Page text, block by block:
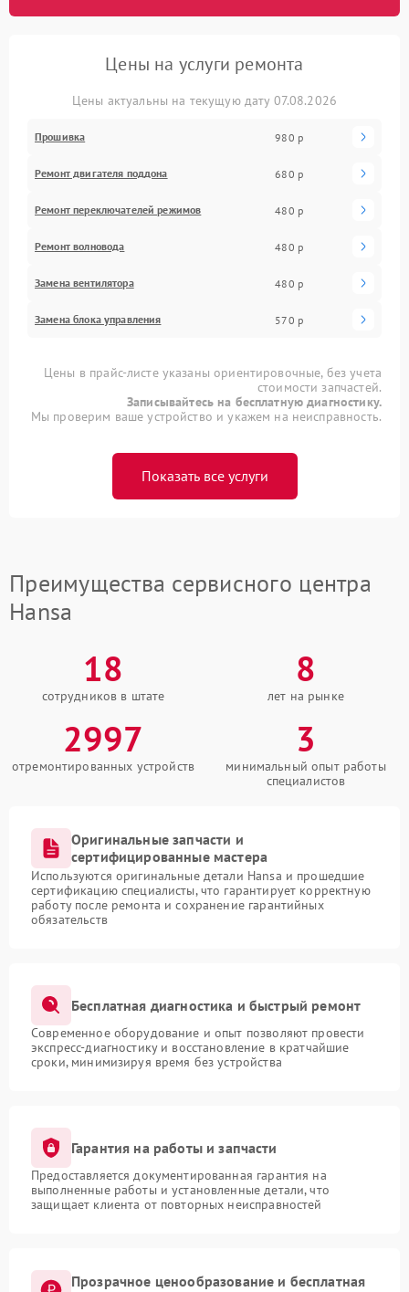
Цены на услуги ремонта
Цены актуальны на текущую дату 07.08.2026
Прошивка 980 р
Ремонт двигателя поддона 680 р
Ремонт переключателей режимов 480 р
Ремонт волновода 480 р
Замена вентилятора 480 р
Замена блока управления 570 р
Цены в прайс-листе указаны ориентировочные, без учета
стоимости запчастей.
Записывайтесь на бесплатную диагностику.
Мы проверим ваше устройство и укажем на неисправность.
Показать все услуги
Преимущества сервисного центра
Hansa
18
сотрудников в штате
8
лет на рынке
2997
отремонтированных устройств
3
минимальный опыт работы
специалистов
Оригинальные запчасти и
сертифицированные мастера
Используются оригинальные детали Hansa и прошедшие
сертификацию специалисты, что гарантирует корректную
работу после ремонта и сохранение гарантийных
обязательств
Бесплатная диагностика и быстрый ремонт
Современное оборудование и опыт позволяют провести
экспресс-диагностику и восстановление в кратчайшие
сроки, минимизируя время без устройства
Гарантия на работы и запчасти
Предоставляется документированная гарантия на
выполненные работы и установленные детали, что
защищает клиента от повторных неисправностей
Прозрачное ценообразование и бесплатная